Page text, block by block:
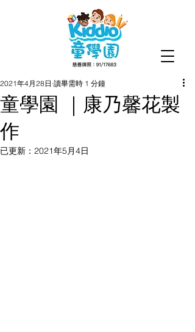
童學園 ｜康乃馨花製
作
2021年4月28日 讀畢需時 1 分鐘
已更新： 2021年5月4日